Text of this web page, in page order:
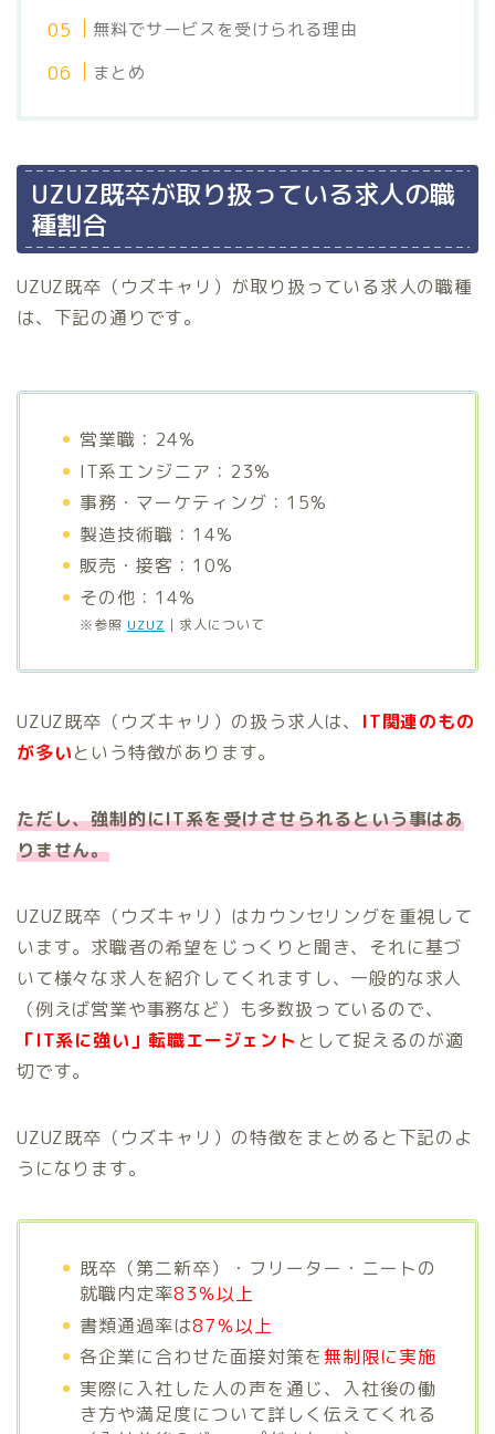
無料でサービスを受けられる理由
まとめ
UZUZ既卒が取り扱っている求人の職
種割合
UZUZ既卒（ウズキャリ）が取り扱っている求人の職種
は、下記の通りです。
営業職：24%
IT系エンジニア：23%
事務・マーケティング：15%
製造技術職：14%
販売・接客：10%
その他：14%
※参照 UZUZ ｜求人について
UZUZ既卒（ウズキャリ）の扱う求人は、 IT関連のもの
が多いという特徴があります。
ただし、強制的にIT系を受けさせられるという事はあ
りません。
UZUZ既卒（ウズキャリ）はカウンセリングを重視して
います。求職者の希望をじっくりと聞き、それに基づ
いて様々な求人を紹介してくれますし、一般的な求人
（例えば営業や事務など）も多数扱っているので、
「IT系に強い」転職エージェント として捉えるのが適
切です。
UZUZ既卒（ウズキャリ）の特徴をまとめると下記のよ
うになります。
既卒（第二新卒）・フリーター・ニートの
就職内定率83％以上
書類通過率は87％以上
各企業に合わせた面接対策を無制限に実施
実際に入社した人の声を通じ、入社後の働
き方や満足度について詳しく伝えてくれる